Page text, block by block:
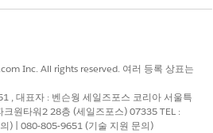
Inc. All rights reserved. 여러 등록 상표는
, 대표자 : 벤슨웡 세일즈포스 코리아 서울특
원타워2 28층 (세일즈포스) 07335 TEL :
) | 080-805-9651 (기술 지원 문의)